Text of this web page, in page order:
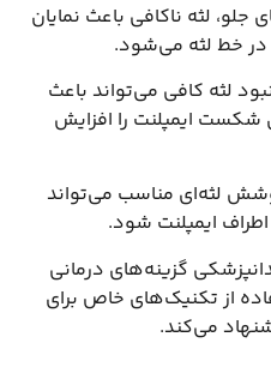
جلو، لثه ناکافی باعث نمایان
در خط لثه می‌شود.
لثه کافی می‌تواند باعث
شکست ایمپلنت را افزایش
لثه‌ای مناسب می‌تواند
ایمپلنت شود.
گزینه‌های درمانی
از تکنیک‌های خاص برای
می‌کند.